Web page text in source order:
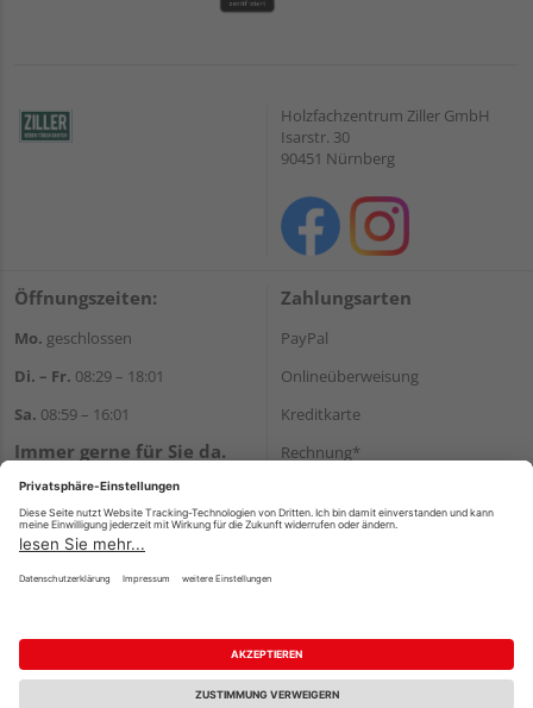
Holzfachzentrum Ziller GmbH
Isarstr. 30
90451 Nürnberg
Öffnungszeiten:
Mo. geschlossen
Di. – Fr. 08:29 – 18:01
Sa. 08:59 – 16:01
Immer gerne für Sie da.
E-Mail:kontakt@holzziller.de
Zahlungsarten
PayPal
Onlineüberweisung
Kreditkarte
Rechnung*
Versand
Impressum AGB Widerruf
Datenschutz
Reservierungsbedingungen
Vertrag widerrufen